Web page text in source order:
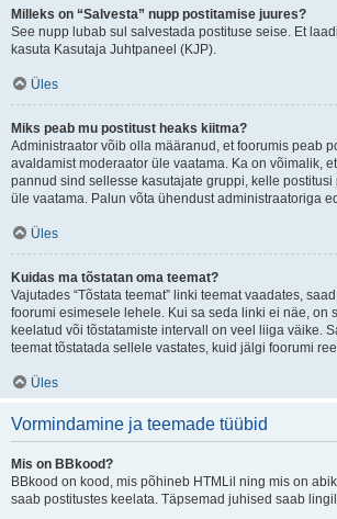
Milleks on “Salvesta” nupp postitamise juures?
See nupp lubab sul salvestada postituse seise. Et
kasuta Kasutaja Juhtpaneel (KJP).
Üles
Miks peab mu postitust heaks kiitma?
Administraator võib olla määranud, et foorumis peab
avaldamist moderaator üle vaatama. Ka on võimalik,
pannud sind sellesse kasutajate gruppi, kelle
üle vaatama. Palun võta ühendust administraatoriga
Üles
Kuidas ma tõstatan oma teemat?
Vajutades “Tõstata teemat” linki teemat vaadates,
foorumi esimesele lehele. Kui sa seda linki ei näe, on
keelatud või tõstatamiste intervall on veel liiga väike.
teemat tõstatada sellele vastates, kuid jälgi foorumi
Üles
Vormindamine ja teemade tüübid
Mis on BBkood?
BBkood on kood, mis põhineb HTMLil ning mis on
saab postitustes keelata. Täpsemad juhised saab